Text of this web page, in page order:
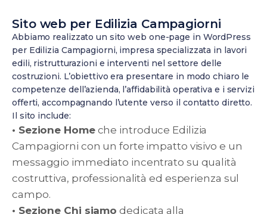
Sito web per Edilizia Campagiorni
Abbiamo realizzato un sito web one-page in WordPress
per Edilizia Campagiorni, impresa specializzata in lavori
edili, ristrutturazioni e interventi nel settore delle
costruzioni. L’obiettivo era presentare in modo chiaro le
competenze dell’azienda, l’affidabilità operativa e i servizi
offerti, accompagnando l’utente verso il contatto diretto.
Il sito include:
• Sezione Homeche introduce Edilizia
Campagiorni con un forte impatto visivo e un
messaggio immediato incentrato su qualità
costruttiva, professionalità ed esperienza sul
campo.
• Sezione Chi siamo dedicata alla